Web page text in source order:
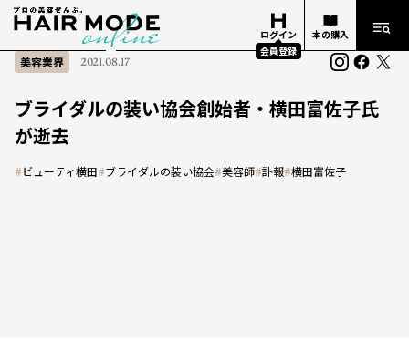
ログイン
会員登録
本の購入
美容業界 2021.08.17
ブライダルの装い協会創始者・横田富佐子氏
が逝去
#ビューティ横田#ブライダルの装い協会#美容師#訃報#横田富佐子